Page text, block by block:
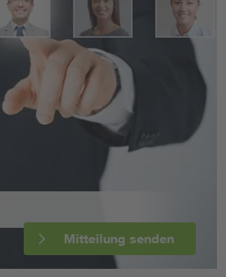
Mitteilung senden